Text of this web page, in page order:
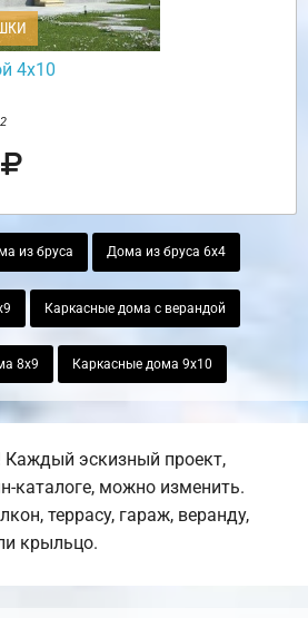
4х10
2
из бруса Дома из бруса 6х4
Каркасные дома с верандой
8х9 Каркасные дома 9х10
Каждый эскизный проект,
каталоге, можно изменить.
террасу, гараж, веранду,
крыльцо.